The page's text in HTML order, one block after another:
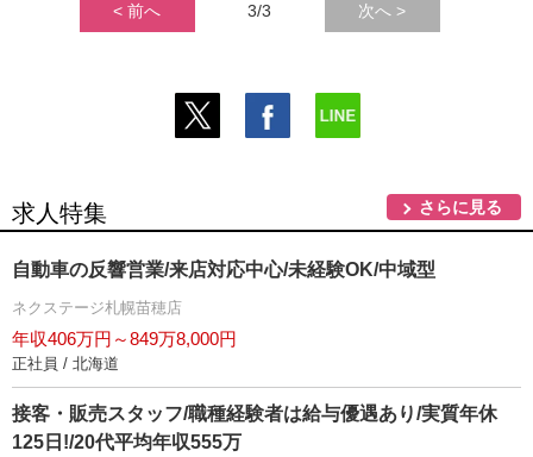
< 前へ 3/3 次へ >
求人特集 さらに見る
自動車の反響営業/来店対応中心/未経験OK/中域型
ネクステージ札幌苗穂店
年収406万円～849万8,000円
正社員 / 北海道
接客・販売スタッフ/職種経験者は給与優遇あり/実質年休
125日!/20代平均年収555万